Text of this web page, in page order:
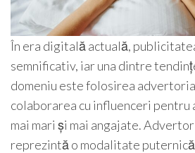
În era digitală actuală,
semnificativ, iar una dintre
domeniu este folosirea
colaborarea cu influenceri pentru
mai mari și mai angajate.
reprezintă o modalitate puternică